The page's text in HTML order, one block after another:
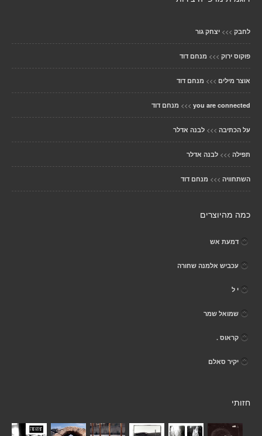
לחבק >>> יצחק גור
פוקוס ירוק >>> מנחם דוד
אוצר מילים >>> מנחם דוד
you are connected
>>> מנחם דוד
על הכתיבה >>> לבנה אדלר
תפילה >>> לבנה אדלר
השתחוויה >>> מנחם דוד
כמה מהיוצרים
דמעת אש
עכביש אלמנה שחורה
י ל
שמואל שמר
קראוס .
יקיר סאלם
חזותי